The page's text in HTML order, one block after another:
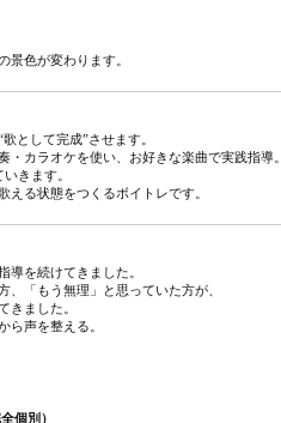
景色が変わります。
として完成”させます。
・カラオケを使い、お好きな楽曲で実践指導。
きます。
える状態をつくるボイトレです。
導を続けてきました。
、「もう無理」と思っていた方が、
きました。
ら声を整える。
個別）